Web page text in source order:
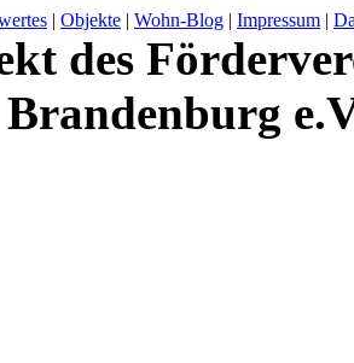
| Objekte | Wohn-Blog | Impressum |
des